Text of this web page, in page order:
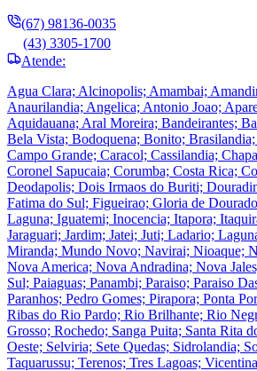
(67) 98136-0035
(43) 3305-1700
Atende:
Agua Clara; Alcinopolis; Amambai;
Anaurilandia; Angelica; Antonio Joao;
Aquidauana; Aral Moreira; Bandeirantes;
Bela Vista; Bodoquena; Bonito; Brasilandia;
Campo Grande; Caracol; Cassilandia;
Coronel Sapucaia; Corumba; Costa Rica;
Deodapolis; Dois Irmaos do Buriti;
Fatima do Sul; Figueirao; Gloria de
Laguna; Iguatemi; Inocencia; Itapora;
Jaraguari; Jardim; Jatei; Juti; Ladario;
Miranda; Mundo Novo; Navirai; Nioaque;
Nova America; Nova Andradina; Nova
Sul; Paiaguas; Panambi; Paraiso; Paraiso
Paranhos; Pedro Gomes; Pirapora; Ponta
Ribas do Rio Pardo; Rio Brilhante; Rio
Grosso; Rochedo; Sanga Puita; Santa Rita
Oeste; Selviria; Sete Quedas; Sidrolandia;
Taquarussu; Terenos; Tres Lagoas; Vicentina